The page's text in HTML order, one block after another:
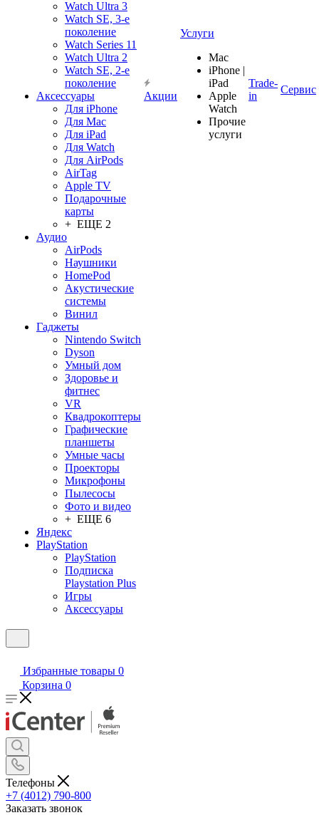
Watch Ultra 3
Watch SE, 3-е
поколение
Watch Series 11
Watch Ultra 2
Watch SE, 2-е
поколение
Аксессуары
Для iPhone
Для Mac
Для iPad
Для Watch
Для AirPods
AirTag
Apple TV
Подарочные
карты
+ ЕЩЕ 2
Аудио
AirPods
Наушники
HomePod
Акустические
системы
Винил
Гаджеты
Nintendo Switch
Dyson
Умный дом
Здоровье и
фитнес
VR
Квадрокоптеры
Графические
планшеты
Умные часы
Проекторы
Микрофоны
Пылесосы
Фото и видео
+ ЕЩЕ 6
Яндекс
PlayStation
PlayStation
Подписка
Playstation Plus
Игры
Аксессуары
Акции
Услуги
Mac
iPhone |
iPad
Apple
Watch
Прочие
услуги
Trade-
in
Сервис
Избранные товары 0
Корзина 0
Телефоны
+7 (4012) 790-800
Заказать звонок